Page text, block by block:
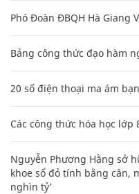
Phó Đoàn ĐBQH Hà Giang
Bảng công thức đạo hàm
20 số điện thoại ma ám
Các công thức hóa học lớp
Nguyễn Phương Hằng sở
khoe sổ đỏ tính bằng cân,
nghìn tỷ'